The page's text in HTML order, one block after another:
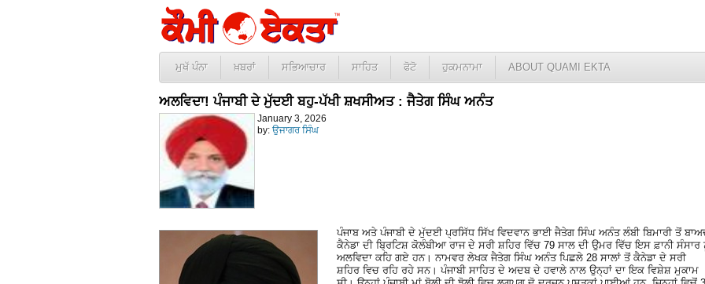
ਮੁਖੱ ਪੰਨਾ ਖ਼ਬਰਾਂ ਸਭਿਆਚਾਰ ਸਾਹਿਤ ਫੋਟੋ ਹੁਕਮਨਾਮਾ ABOUT QUAMI EKTA
ਅਲਵਿਦਾ! ਪੰਜਾਬੀ ਦੇ ਮੁੱਦਈ ਬਹੁ-ਪੱਖੀ ਸ਼ਖਸੀਅਤ : ਜੈਤੇਗ ਸਿੰਘ ਅਨੰਤ
January 3, 2026
by: ਉਜਾਗਰ ਸਿੰਘ
ਪੰਜਾਬ ਅਤੇ ਪੰਜਾਬੀ ਦੇ ਮੁੱਦਈ ਪ੍ਰਸਿੱਧ ਸਿੱਖ ਵਿਦਵਾਨ ਭਾਈ ਜੈਤੇਗ ਸਿੰਘ ਅਨੰਤ ਲੰਬੀ ਬਿਮਾਰੀ ਤੋਂ
ਕੈਨੇਡਾ ਦੀ ਬ੍ਰਿਟਿਸ਼ ਕੋਲੰਬੀਆ ਰਾਜ ਦੇ ਸਰੀ ਸ਼ਹਿਰ ਵਿੱਚ 79 ਸਾਲ ਦੀ ਉਮਰ ਵਿੱਚ ਇਸ ਫ਼ਾਨੀ ਸੰਸਾਰ
ਅਲਵਿਦਾ ਕਹਿ ਗਏ ਹਨ। ਨਾਮਵਰ ਲੇਖਕ ਜੈਤੇਗ ਸਿੰਘ ਅਨੰਤ ਪਿਛਲੇ 28 ਸਾਲਾਂ ਤੋਂ ਕੈਨੇਡਾ ਦੇ ਸਰੀ
ਸ਼ਹਿਰ ਵਿਚ ਰਹਿ ਰਹੇ ਸਨ। ਪੰਜਾਬੀ ਸਾਹਿਤ ਦੇ ਅਦਬ ਦੇ ਹਵਾਲੇ ਨਾਲ ਉਨ੍ਹਾਂ ਦਾ ਇਕ ਵਿਸ਼ੇਸ਼ ਮੁਕਾਮ